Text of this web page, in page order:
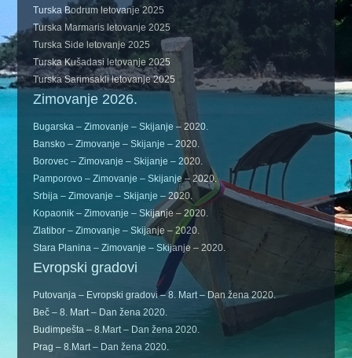
Turska Bodrum letovanje 2025
Turska Marmaris letovanje 2025
Turska Side letovanje 2025
Turska Kušadasi letovanje 2025
Turska Sarimsakli letovanje 2025
Zimovanje 2026.
Bugarska – Zimovanje – Skijanje – 2020.
Bansko – Zimovanje – Skijanje – 2020.
Borovec – Zimovanje – Skijanje – 2020.
Pamporovo – Zimovanje – Skijanje – 2020.
Srbija – Zimovanje – Skijanje – 2020.
Kopaonik – Zimovanje – Skijanje – 2020.
Zlatibor – Zimovanje – Skijanje – 2020.
Stara Planina – Zimovanje – Skijanje – 2020.
Evropski gradovi
Putovanja – Evropski gradovi – 8. Mart – Dan žena 2020.
Beč – 8. Mart – Dan žena 2020.
Budimpešta – 8.Mart – Dan žena 2020.
Prag – 8.Mart – Dan žena 2020.